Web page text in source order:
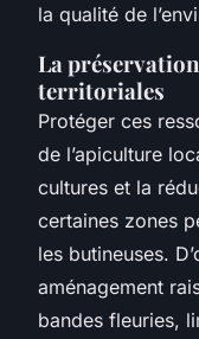
la qualité de
La
territoriales
Protéger ces
de l’apiculture
cultures et la
certaines zones
les butineuses.
aménagement
bandes fleuries,